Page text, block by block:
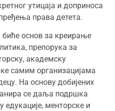
утицаја и доприноса
права детета.
основ за креирање
препорука за
академску
самим организацијама
На основу добијених
се даља подршка
едукације, менторске и